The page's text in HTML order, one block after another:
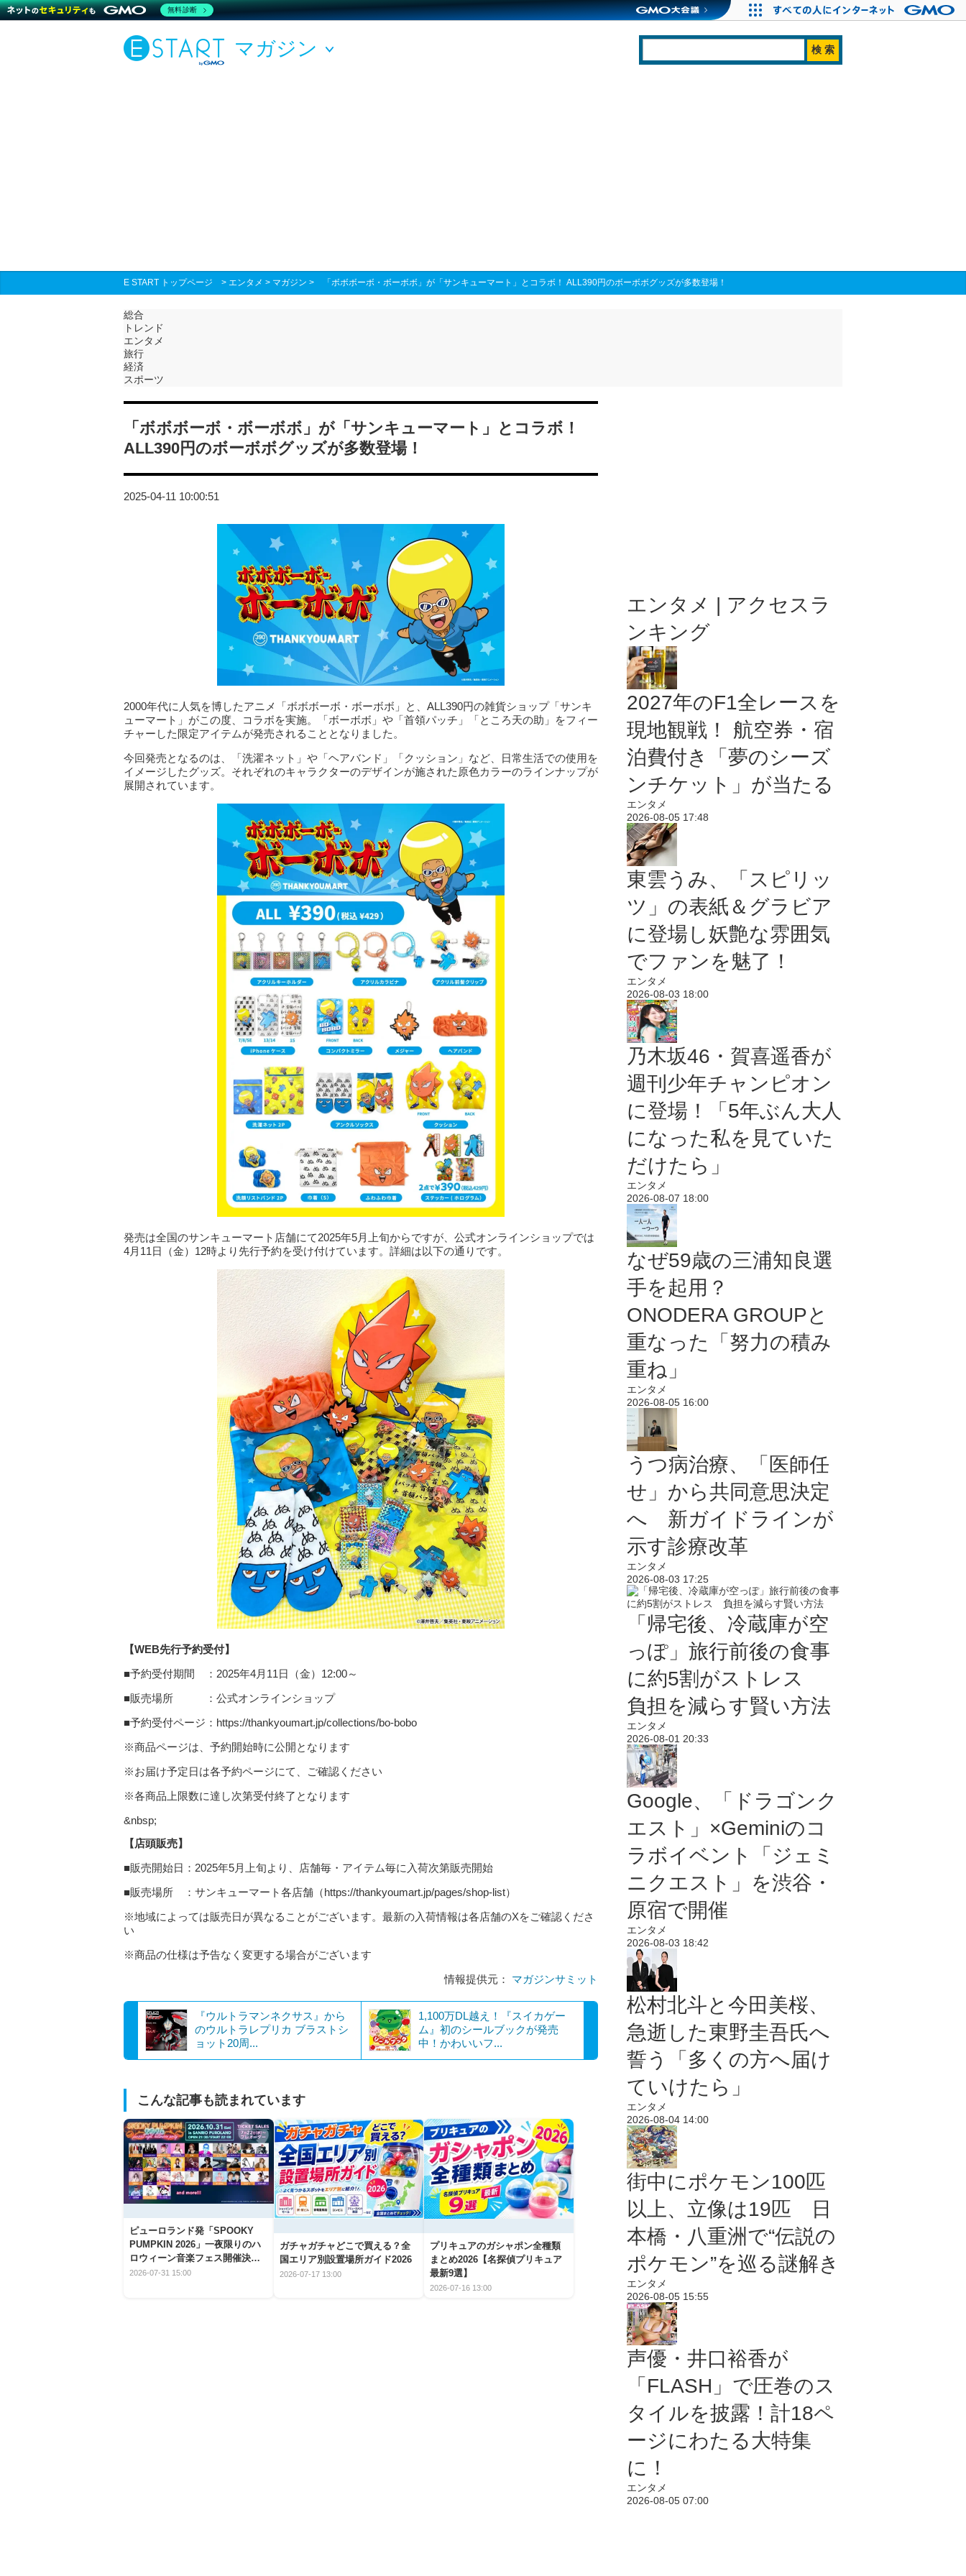
マガジン
E START トップページ > エンタメ > マガジン > 「ボボボーボ・ボーボボ」が「サンキューマート」とコラボ！ ALL390円のボーボボグッズが多数登場！
総合
トレンド
エンタメ
旅行
経済
スポーツ
「ボボボーボ・ボーボボ」が「サンキューマート」とコラボ！
ALL390円のボーボボグッズが多数登場！
2025-04-11 10:00:51
2000年代に人気を博したアニメ「ボボボーボ・ボーボボ」と、ALL390円の雑貨ショップ「サンキ
ューマート」がこの度、コラボを実施。「ボーボボ」や「首領パッチ」「ところ天の助」をフィー
チャーした限定アイテムが発売されることとなりました。
今回発売となるのは、「洗濯ネット」や「ヘアバンド」「クッション」など、日常生活での使用を
イメージしたグッズ。それぞれのキャラクターのデザインが施された原色カラーのラインナップが
展開されています。
発売は全国のサンキューマート店舗にて2025年5月上旬からですが、公式オンラインショップでは
4月11日（金）12時より先行予約を受け付けています。詳細は以下の通りです。
【WEB先行予約受付】
■予約受付期間 ：2025年4月11日（金）12:00～
■販売場所 ：公式オンラインショップ
■予約受付ページ：https://thankyoumart.jp/collections/bo-bobo
※商品ページは、予約開始時に公開となります
※お届け予定日は各予約ページにて、ご確認ください
※各商品上限数に達し次第受付終了となります
&nbsp;
【店頭販売】
■販売開始日：2025年5月上旬より、店舗毎・アイテム毎に入荷次第販売開始
■販売場所 ：サンキューマート各店舗（https://thankyoumart.jp/pages/shop-list）
※地域によっては販売日が異なることがございます。最新の入荷情報は各店舗のXをご確認くださ
い
※商品の仕様は予告なく変更する場合がございます
情報提供元： マガジンサミット
『ウルトラマンネクサス』から
のウルトラレプリカ ブラストシ
ョット20周...
1,100万DL越え！『スイカゲー
ム』初のシールブックが発売
中！かわいいフ...
こんな記事も読まれています
ピューロランド発「SPOOKY
PUMPKIN 2026」一夜限りのハ
ロウィーン音楽フェス開催決
定！
2026-07-31 15:00
ガチャガチャどこで買える？全
国エリア別設置場所ガイド2026
2026-07-17 13:00
プリキュアのガシャポン全種類
まとめ2026【名探偵プリキュア
最新9選】
2026-07-16 13:00
エンタメ | アクセスラ
ンキング
2027年のF1全レースを
現地観戦！ 航空券・宿
泊費付き「夢のシーズ
ンチケット」が当たる
エンタメ
2026-08-05 17:48
東雲うみ、「スピリッ
ツ」の表紙＆グラビア
に登場し妖艶な雰囲気
でファンを魅了！
エンタメ
2026-08-03 18:00
乃木坂46・賀喜遥香が
週刊少年チャンピオン
に登場！「5年ぶん大人
になった私を見ていた
だけたら」
エンタメ
2026-08-07 18:00
なぜ59歳の三浦知良選
手を起用？
ONODERA GROUPと
重なった「努力の積み
重ね」
エンタメ
2026-08-05 16:00
うつ病治療、「医師任
せ」から共同意思決定
へ 新ガイドラインが
示す診療改革
エンタメ
2026-08-03 17:25
「帰宅後、冷蔵庫が空
っぽ」旅行前後の食事
に約5割がストレス
負担を減らす賢い方法
エンタメ
2026-08-01 20:33
Google、「ドラゴンク
エスト」×Geminiのコ
ラボイベント「ジェミ
ニクエスト」を渋谷・
原宿で開催
エンタメ
2026-08-03 18:42
松村北斗と今田美桜、
急逝した東野圭吾氏へ
誓う「多くの方へ届け
ていけたら」
エンタメ
2026-08-04 14:00
街中にポケモン100匹
以上、立像は19匹 日
本橋・八重洲で“伝説の
ポケモン”を巡る謎解き
エンタメ
2026-08-05 15:55
声優・井口裕香が
「FLASH」で圧巻のス
タイルを披露！計18ペ
ージにわたる大特集
に！
エンタメ
2026-08-05 07:00
無料診断